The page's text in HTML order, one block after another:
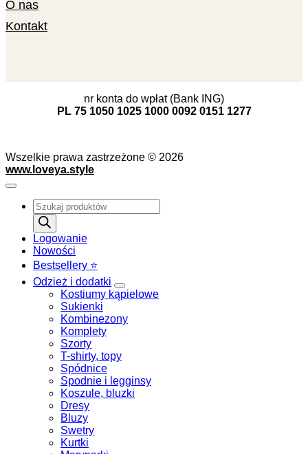
O nas
Kontakt
nr konta do wpłat (Bank ING)
PL 75 1050 1025 1000 0092 0151 1277
Wszelkie prawa zastrzeżone © 2026
www.loveya.style
Wyszukiwarka
produktów
Logowanie
Nowości
Bestsellery ⭐️
Odzież i dodatki
Kostiumy kąpielowe
Sukienki
Kombinezony
Komplety
Szorty
T-shirty, topy
Spódnice
Spodnie i legginsy
Koszule, bluzki
Dresy
Bluzy
Swetry
Kurtki